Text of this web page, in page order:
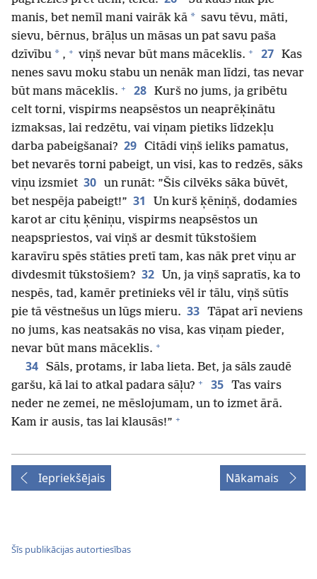
manis, bet nemīl mani vairāk kā * savu tēvu, māti,
sievu, bērnus, brāļus un māsas un pat savu paša
dzīvību * , + viņš nevar būt mans māceklis. + 27 Kas
nenes savu moku stabu un nenāk man līdzi, tas nevar
būt mans māceklis. + 28 Kurš no jums, ja gribētu
celt torni, vispirms neapsēstos un neaprēķinātu
izmaksas, lai redzētu, vai viņam pietiks līdzekļu
darba pabeigšanai? 29 Citādi viņš ieliks pamatus,
bet nevarēs torni pabeigt, un visi, kas to redzēs, sāks
viņu izsmiet 30 un runāt: ”Šis cilvēks sāka būvēt,
bet nespēja pabeigt!” 31
Un kurš ķēniņš, dodamies
karot ar citu ķēniņu, vispirms neapsēstos un
neapspriestos, vai viņš ar desmit tūkstošiem
karavīru spēs stāties pretī tam, kas nāk pret viņu ar
divdesmit tūkstošiem? 32
Un, ja viņš sapratīs, ka to
nespēs, tad, kamēr pretinieks vēl ir tālu, viņš sūtīs
pie tā vēstnešus un lūgs mieru. 33 Tāpat arī neviens
no jums, kas neatsakās no visa, kas viņam pieder,
nevar būt mans māceklis. +
34 Sāls, protams, ir laba lieta. Bet, ja sāls zaudē
garšu, kā lai to atkal padara sāļu? + 35 Tas vairs
neder ne zemei, ne mēslojumam, un to izmet ārā.
Kam ir ausis, tas lai klausās!” +
Iepriekšējais Nākamais
Šīs publikācijas autortiesības